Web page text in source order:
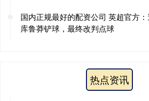
国内正规最好的配资公司 英超官方：
库鲁莽铲球，最终改判点球
热点资讯